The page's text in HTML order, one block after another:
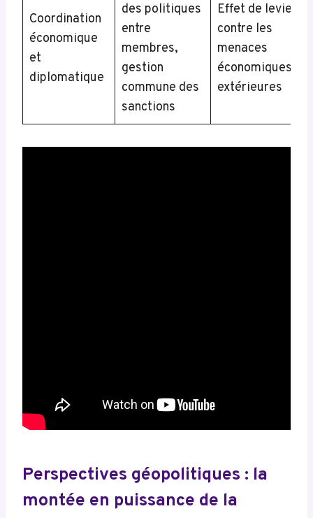
Coordination
économique
et
diplomatique
des politiques
entre
membres,
gestion
commune des
sanctions
Effet de levier
contre les
menaces
économiques
extérieures
Perspectives géopolitiques : la
montée en puissance de la